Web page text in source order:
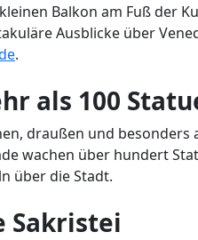
Balkon am Fuß der
Ausblicke über
.
als 100
draußen und besonders
wachen über hundert
über die Stadt.
Sakristei